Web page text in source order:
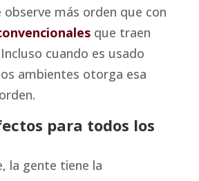
más orden que con
que traen
cuando es usado
ambientes otorga esa
para todos los
la gente tiene la